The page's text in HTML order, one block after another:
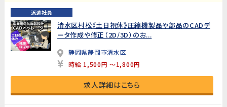
派遣社員
清水区村松《土日祝休》圧縮機製品や部品のCADデ
ータ作成や修正（2D/3D）のお...
静岡県静岡市清水区
時給 1,500円 ～1,800円
求人詳細はこちら